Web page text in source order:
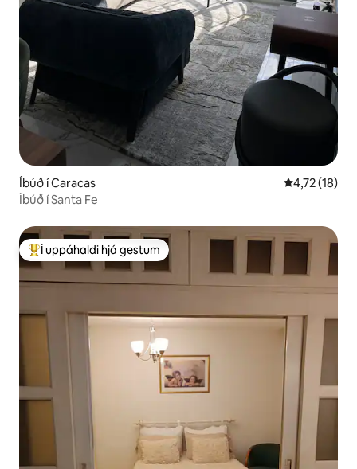
Íbúð í Caracas 4,72 af 5 í
4,72 (18)
Íbúð í Santa Fe
Í mestu uppáhaldi hjá gestum
Í uppáhaldi hjá gestum